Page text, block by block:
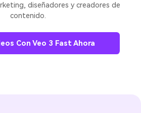
diseñadores y creadores de
contenido.
Con Veo 3 Fast Ahora